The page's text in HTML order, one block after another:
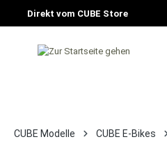
Direkt vom CUBE Store
CUBE Modelle CUBE E-Bikes